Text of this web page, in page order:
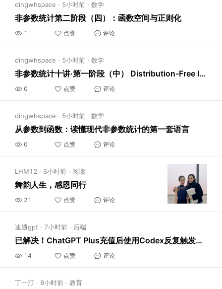
dingwhspace · 5小时前 · 数学
非参数统计第二阶段（四）：函数空间与正则化
1 点赞 评论
dingwhspace · 5小时前 · 数学
非参数统计十讲·第一阶段（中） Distribution-Free Inference: Ranks, Permutations
0 点赞 评论
dingwhspace · 5小时前 · 数学
从参数到函数：读懂现代非参数统计的第一套语言
0 点赞 评论
LHM12 · 6小时前 · 阅读
舞韵人生，感恩同行
21 点赞 评论
速通gpt · 7小时前 · 后端
已解决！ChatGPT Plus充值后使用Codex反复触发手机验证问题（2026最新根治方案）
14 点赞 评论
丁一汀 · 8小时前 · 教育